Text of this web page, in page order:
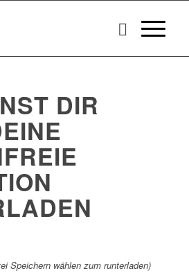
DIR
Speichern wählen zum runterladen)